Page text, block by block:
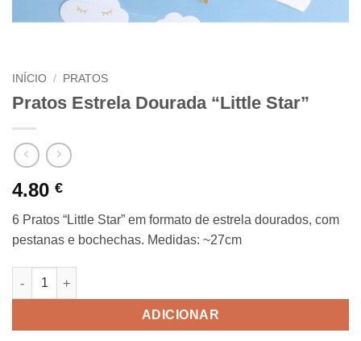
INÍCIO / PRATOS
Pratos Estrela Dourada “Little Star”
4.80 €
6 Pratos “Little Star” em formato de estrela dourados, com
pestanas e bochechas. Medidas: ~27cm
Quantidade de Pratos Estrela Dourada "Little Star"
ADICIONAR